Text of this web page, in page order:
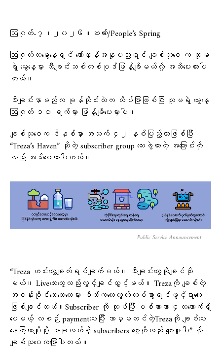
ဩဂုတ်-၇၊၂၀၂၆။ဆဏ်း/People’s Spring
ဩဂုတ်လမွေးနေ့ရှင် တော်လှန်အနုပညာရှင် ချစ်သုဝေ က သူမ
ရဲ့ မွေးနေ့မှာ သီချင်းသစ်တစ်ပုဒ်ဖြန့်ချိမယ်လို့ အသိပေးထားပါ
တယ်။
သီချင်းနာမည်က မုန်တိုင်းထဲက လိပ်ပြာဖြစ်ပြီး သူမရဲ့ မွေးနေ့
ဩဂုတ် ၁၀ ရက်မှာ ဖြန့်ချိပေးမှာပါ။
ချစ်သုဝေက ဒီနှစ်မှာ အသက် ၄၂ နှစ်ပြည့်တာဖြစ်ပြီး
“Treza’s Haven” ဆိုတဲ့ subscriber group လေးဖွဲ့ထားတဲ့ အကြောင်းကို
လည်း အသိပေးထားပါတယ်။
Public Service Announcement
“Treza ဟင်းတွေချက်ရင်ချက်မယ်။ သီချင်းတွေဆိုချင်ဆို
မယ်။ Liveလေးတွေလည်းလွှင့်ချင်လွှင့်မယ်။ Trezaကို ချစ်တဲ့
အဝန်းဝိုင်းသေးသေးလေးမှာ စိတ်ကလေးလွတ်လပ်စွာရင်ဖွင့်ရာလေး
ဖြစ်ချင်တယ်။Subscriber ကို လုပ်ပြီး ပစ်ထားတာ ၄လလောက်ရှိ
ပေမယ့် လစဉ် paymentပေးပြီး ဘာမှမတင်တဲ့Trezaကို ချစ်ပေး
နေကြတာမျိုးမို့ အခုလက်ရှိ subscribers တွေကိုလည်း ကျေးဇူးပါ” လို့
ချစ်သုဝေကပြောပါတယ်။